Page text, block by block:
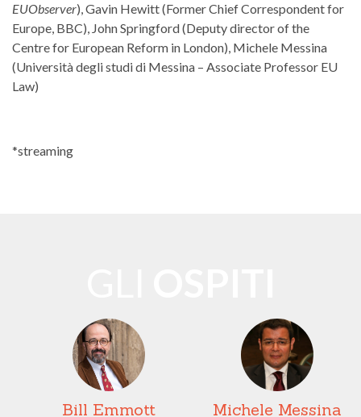
EUObserver), Gavin Hewitt (Former Chief Correspondent for
Europe, BBC), John Springford (Deputy director of the
Centre for European Reform in London), Michele Messina
(Università degli studi di Messina – Associate Professor EU
Law)
*streaming
Bill Emmott Michele Messina